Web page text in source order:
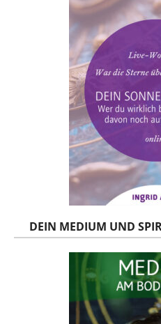
DEIN MEDIUM UND